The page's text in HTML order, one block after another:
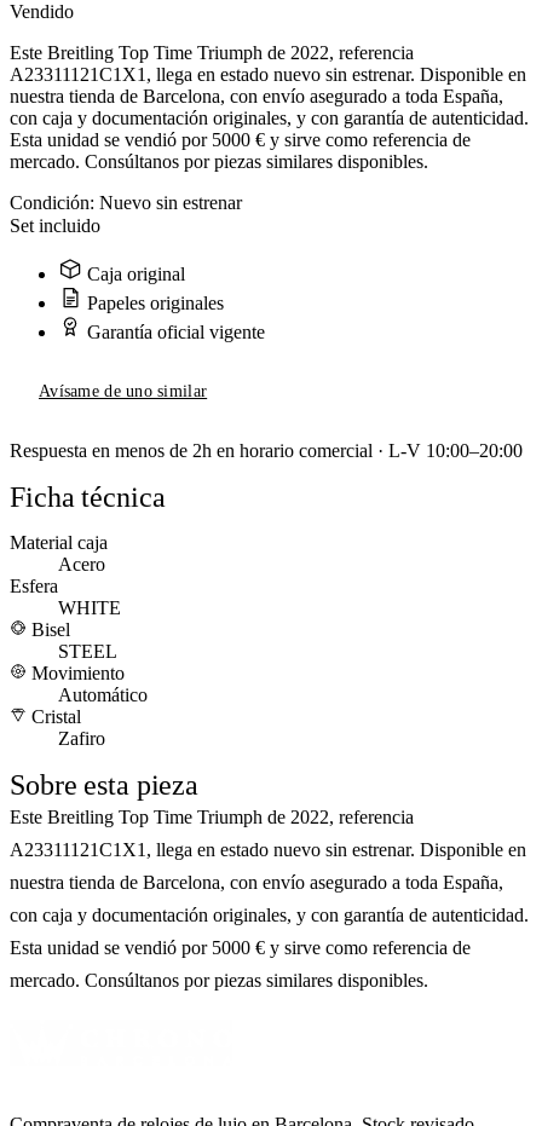
Vendido
Este Breitling Top Time Triumph de 2022, referencia
A23311121C1X1, llega en estado nuevo sin estrenar. Disponible en
nuestra tienda de Barcelona, con envío asegurado a toda España,
con caja y documentación originales, y con garantía de autenticidad.
Esta unidad se vendió por 5000 € y sirve como referencia de
mercado. Consúltanos por piezas similares disponibles.
Condición: Nuevo sin estrenar
Set incluido
Caja original
Papeles originales
Garantía oficial vigente
Avísame de uno similar
Respuesta en menos de 2h en horario comercial · L-V 10:00–20:00
Ficha técnica
Material caja
Acero
Esfera
WHITE
Bisel
STEEL
Movimiento
Automático
Cristal
Zafiro
Sobre esta pieza
Este Breitling Top Time Triumph de 2022, referencia
A23311121C1X1, llega en estado nuevo sin estrenar. Disponible en
nuestra tienda de Barcelona, con envío asegurado a toda España,
con caja y documentación originales, y con garantía de autenticidad.
Esta unidad se vendió por 5000 € y sirve como referencia de
mercado. Consúltanos por piezas similares disponibles.